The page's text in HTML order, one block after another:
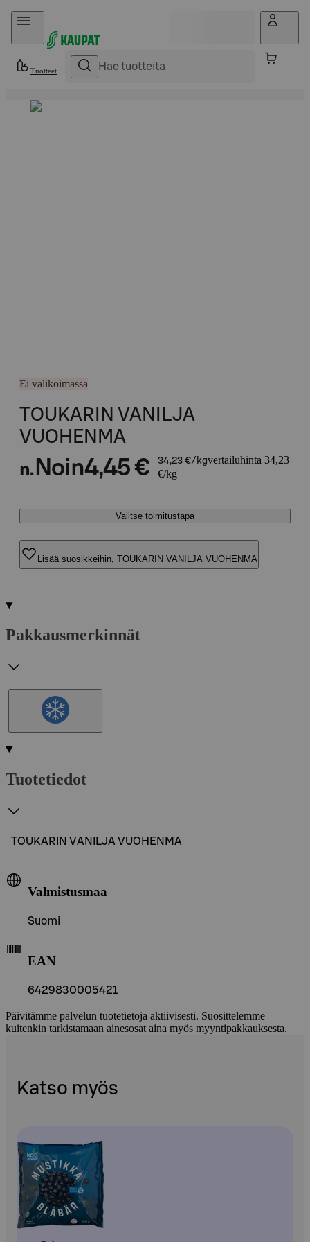
Hyppää sisältöön
Tuotteet
Ei valikoimassa
TOUKARIN VANILJA
VUOHENMA
n. Noin4,45 € 34,23 €/kgvertailuhinta 34,23
€/kg
Valitse toimitustapa
Lisää suosikkeihin, TOUKARIN VANILJA VUOHENMA
Pakkausmerkinnät
Tuotetiedot
TOUKARIN VANILJA VUOHENMA
Valmistusmaa
Suomi
EAN
6429830005421
Päivitämme palvelun tuotetietoja aktiivisesti. Suosittelemme
kuitenkin tarkistamaan ainesosat aina myös myyntipakkauksesta.
Katso myös